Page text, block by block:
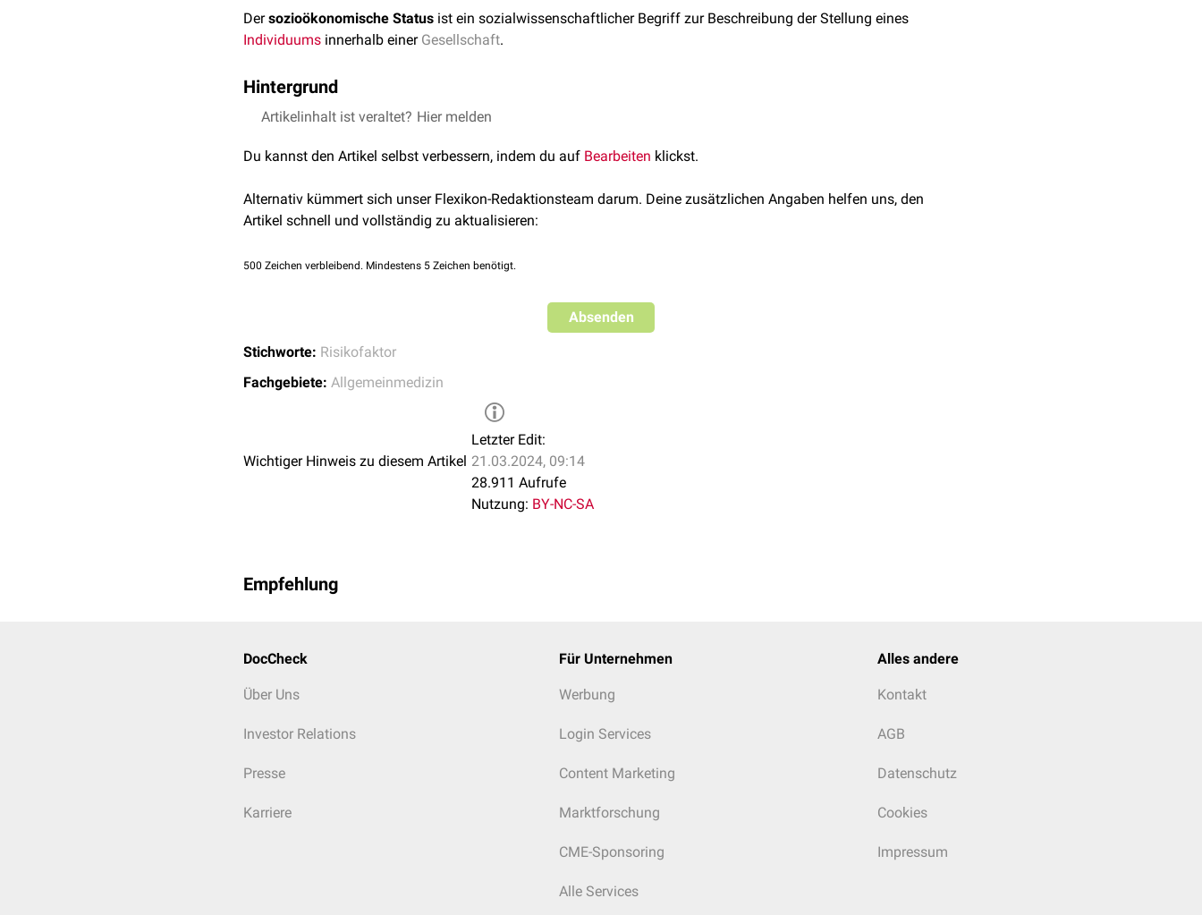
Dersozioökonomische Status ist ein sozialwissenschaftlicher Begriff zur Beschreibung der Stellung eines
Individuums innerhalb einer Gesellschaft.
Hintergrund
Der sozioökonomische Status umfasst verschiedene Merkmale, u.a.:
Ausbildung oder Studium
Einkommen
Wohnort und allgemeine Lebensverhältnisse
Artikelinhalt ist veraltet? Hier melden
Du kannst den Artikel selbst verbessern, indem du auf Bearbeiten klickst.
Alternativ kümmert sich unser Flexikon-Redaktionsteam darum. Deine zusätzlichen Angaben helfen uns, den
Artikel schnell und vollständig zu aktualisieren:
500 Zeichen verbleibend. Mindestens 5 Zeichen benötigt.
Absenden
Stichworte: Risikofaktor
Fachgebiete: Allgemeinmedizin
Wichtiger Hinweis zu diesem Artikel
Letzter Edit:
21.03.2024, 09:14
28.911 Aufrufe
Nutzung: BY-NC-SA
Empfehlung
DocCheck
Über Uns
Investor Relations
Presse
Karriere
Für Unternehmen
Werbung
Login Services
Content Marketing
Marktforschung
CME-Sponsoring
Alle Services
Alles andere
Kontakt
AGB
Datenschutz
Cookies
Impressum